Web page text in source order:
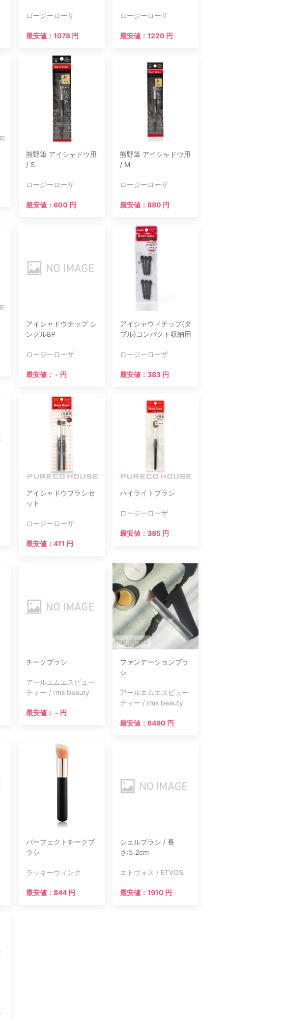
ロージーローザ
最安値：1078 円
ロージーローザ
最安値：1220 円
熊野筆 アイシャドウ用
/ S
ロージーローザ
最安値：600 円
熊野筆 アイシャドウ用
/ M
ロージーローザ
最安値：880 円
アイシャドウチップ シ
ングル8P
ロージーローザ
最安値： - 円
アイシャウドチップ(ダ
ブル)コンパクト収納用
ロージーローザ
最安値：383 円
アイシャドウブラシセ
ット
ロージーローザ
最安値：411 円
ハイライトブラシ
ロージーローザ
最安値：385 円
チークブラシ
アールエムエスビュー
ティー / rms beauty
最安値： - 円
ファンデーションブラ
シ
アールエムエスビュー
ティー / rms beauty
最安値：6490 円
パーフェクトチークブ
ラシ
ラッキーウィンク
最安値：844 円
シェルブラシ / 長
さ:5.2cm
エトヴォス / ETVOS
最安値：1910 円